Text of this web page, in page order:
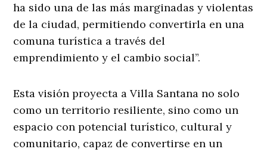
ha sido una de las más marginadas y violentas
de la ciudad, permitiendo convertirla en una
comuna turística a través del
emprendimiento y el cambio social”.
Esta visión proyecta a Villa Santana no solo
como un territorio resiliente, sino como un
espacio con potencial turístico, cultural y
comunitario, capaz de convertirse en un